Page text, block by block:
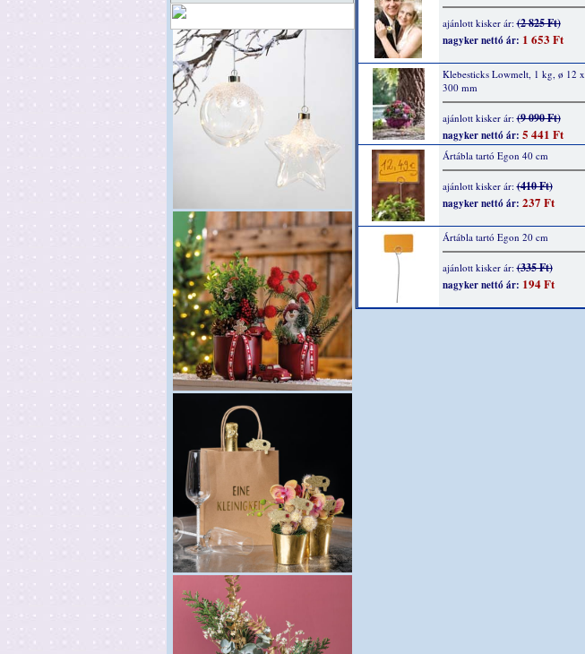
ajánlott kisker ár:(2 825 Ft)
nagyker nettó ár: 1 653 Ft
Klebesticks Lowmelt, 1 kg, ø 12 x
300 mm
ajánlott kisker ár:(9 090 Ft)
nagyker nettó ár: 5 441 Ft
Ártábla tartó Egon 40 cm
ajánlott kisker ár:(410 Ft)
nagyker nettó ár: 237 Ft
Ártábla tartó Egon 20 cm
ajánlott kisker ár:(335 Ft)
nagyker nettó ár: 194 Ft